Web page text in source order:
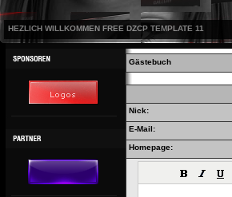
HEZLICH WILLKOMMEN FREE DZCP TEMPLATE 11
Gästebuch
Nick:
E-Mail:
Homepage: